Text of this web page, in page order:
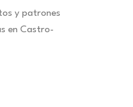
y patrones
en Castro-